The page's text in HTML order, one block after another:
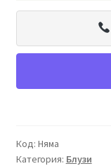
-
CamoⓇ
Код: Няма
Категория: Блузи